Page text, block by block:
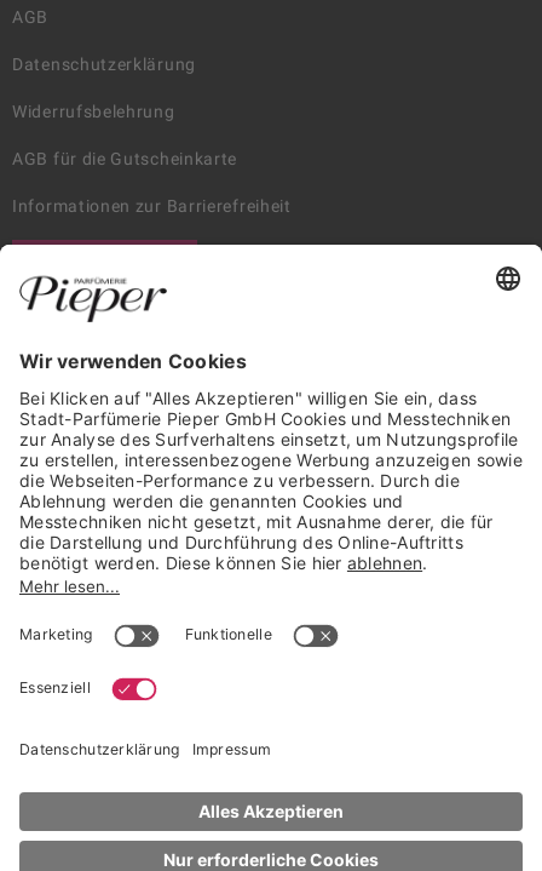
AGB
Datenschutzerklärung
Widerrufsbelehrung
AGB für die Gutscheinkarte
Informationen zur Barrierefreiheit
Trusted Shops Mitglied seit 2010
* unverbindliche Preisempfehlung der Verbundgruppe beauty alliance
NACH OBEN